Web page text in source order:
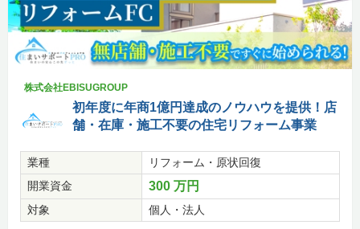
株式会社EBISUGROUP
初年度に年商1億円達成のノウハウを提供！店
舗・在庫・施工不要の住宅リフォーム事業
業種
リフォーム・原状回復
開業資金
300 万円
対象 個人・法人